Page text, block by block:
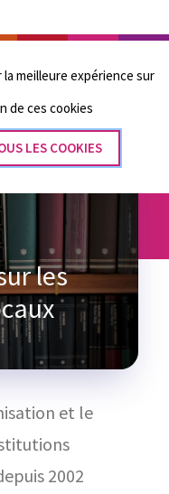
meilleure expérience sur
de ces cookies
LES COOKIES
la page d'accueil
Menu
sur les pouvoirs locaux
les
et le
2002